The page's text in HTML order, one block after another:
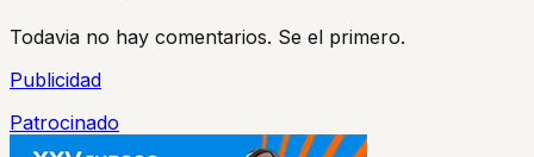
Todavia no hay comentarios. Se el primero.
Publicidad
Patrocinado